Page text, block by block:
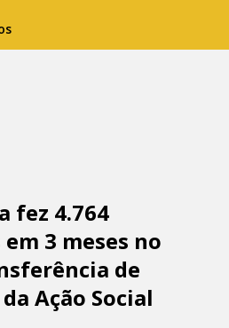
fez 4.764
3 meses no
de
Ação Social